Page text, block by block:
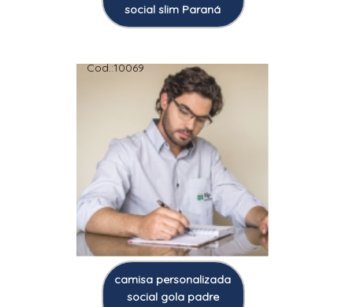
social slim Paraná
Cod.:10069
camisa personalizada
social gola padre